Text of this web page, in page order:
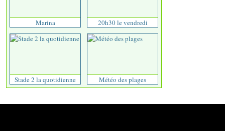
Marina 20h30 le vendredi
Stade 2 la quotidienne Météo des plages